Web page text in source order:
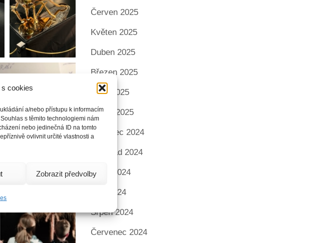
cookies
a/nebo přístupu k informacím
s těmito technologiemi nám
nebo jedinečná ID na tomto
ovlivnit určité vlastnosti a
Zobrazit předvolby
Červen 2025
Květen 2025
Duben 2025
Březen 2025
Únor 2025
Leden 2025
Prosinec 2024
Listopad 2024
Říjen 2024
Září 2024
Srpen 2024
Červenec 2024